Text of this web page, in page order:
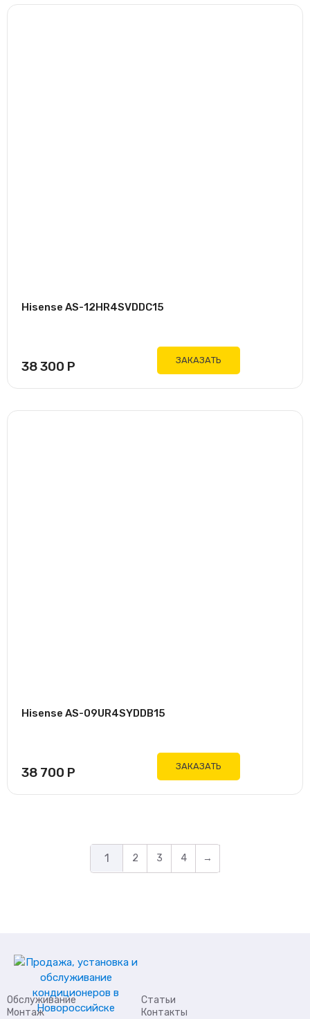
Hisense AS-12HR4SVDDC15
38 300 Р ЗАКАЗАТЬ
Hisense AS-09UR4SYDDB15
38 700 Р ЗАКАЗАТЬ
1 2 3 4 →
Обслуживание
Монтаж
Статьи
Контакты